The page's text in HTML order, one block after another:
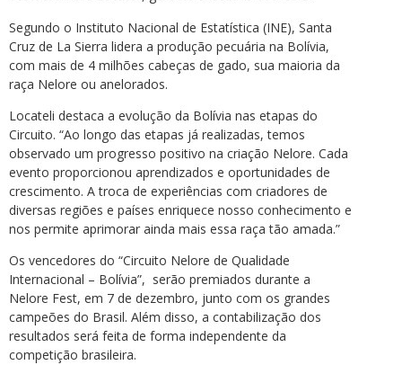
Segundo o Instituto Nacional de Estatística (INE), Santa
Cruz de La Sierra lidera a produção pecuária na Bolívia,
com mais de 4 milhões cabeças de gado, sua maioria da
raça Nelore ou anelorados.
Locateli destaca a evolução da Bolívia nas etapas do
Circuito. “Ao longo das etapas já realizadas, temos
observado um progresso positivo na criação Nelore. Cada
evento proporcionou aprendizados e oportunidades de
crescimento. A troca de experiências com criadores de
diversas regiões e países enriquece nosso conhecimento e
nos permite aprimorar ainda mais essa raça tão amada.”
Os vencedores do “Circuito Nelore de Qualidade
Internacional – Bolívia”, serão premiados durante a
Nelore Fest, em 7 de dezembro, junto com os grandes
campeões do Brasil. Além disso, a contabilização dos
resultados será feita de forma independente da
competição brasileira.